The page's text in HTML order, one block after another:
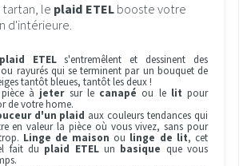
le plaid ETEL booste votre
d'intérieure.
plaid ETELs'entremêlent et dessinent des
ou rayurés qui se terminent par un bouquet de
tantôt bleues, tantôt les deux !
à jetersur le canapé ou le lit pour
de votre home.
d'un plaid aux couleurs tendances qui
en valeur la pièce où vous vivez, sans pour
Linge de maison ou linge de lit, cet
fait du plaid ETELun basique que vous